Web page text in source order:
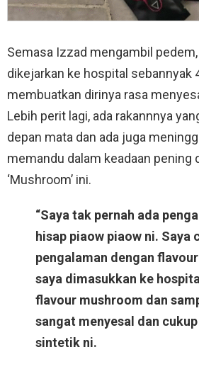
Semasa Izzad mengambil
dikejarkan ke hospital sebannyak
membuatkan dirinya rasa
Lebih perit lagi, ada rakannnya
depan mata dan ada juga
memandu dalam keadaan pening
‘Mushroom’ ini.
“Saya tak pernah ada
hisap piaow piaow ni. Saya
pengalaman dengan
saya dimasukkan ke
flavour mushroom dan
sangat menyesal dan
sintetik ni.